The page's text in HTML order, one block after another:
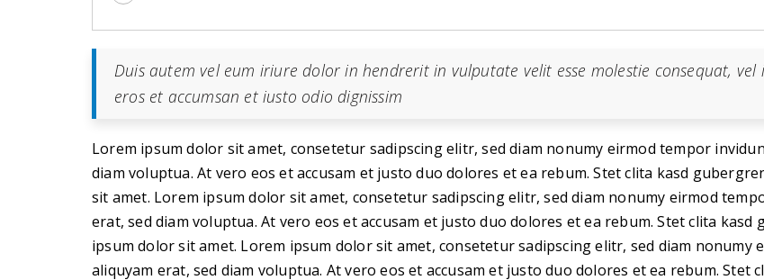
Duis autem vel eum iriure dolor in hendrerit in vulputate velit esse molestie consequat,
eros et accumsan et iusto odio dignissim
Lorem ipsum dolor sit amet, consetetur sadipscing elitr, sed diam nonumy eirmod tempor
diam voluptua. At vero eos et accusam et justo duo dolores et ea rebum. Stet clita kasd
sit amet. Lorem ipsum dolor sit amet, consetetur sadipscing elitr, sed diam nonumy eirmod
erat, sed diam voluptua. At vero eos et accusam et justo duo dolores et ea rebum. Stet clita
ipsum dolor sit amet. Lorem ipsum dolor sit amet, consetetur sadipscing elitr, sed diam
aliquyam erat, sed diam voluptua. At vero eos et accusam et justo duo dolores et ea rebum.